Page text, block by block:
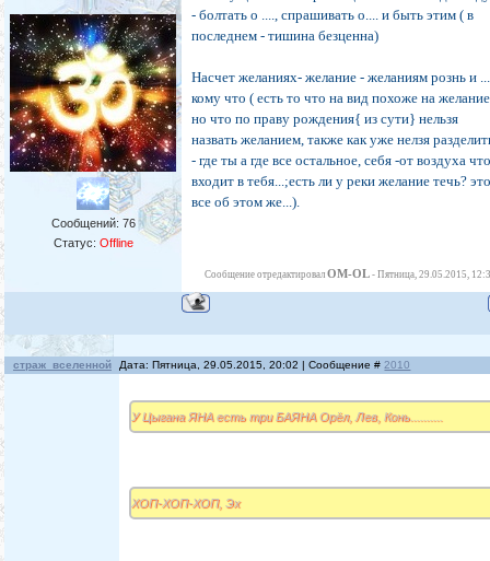
Сообщений: 76
Статус: Offline
- болтать о ...., спрашивать о.... и быть этим ( в
последнем - тишина безценна)
Насчет желаниях- желание - желаниям рознь и ...
кому что ( есть то что на вид похоже на
но что по праву рождения{ из сути} нельзя
назвать желанием, также как уже нелзя
- где ты а где все остальное, себя -от воздуха
входит в тебя...;есть ли у реки желание течь?
все об этом же...).
Сообщение отредактировалOM-OL -Пятница, 29.05.2015,
страж_вселенной Дата: Пятница, 29.05.2015, 20:02 | Сообщение #2010
У Цыгана ЯНА есть три БАЯНА Орёл, Лев, Конь..........
ХОП-ХОП-ХОП, Эх